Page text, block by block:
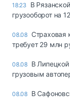
18:23
В
грузооборот на
08.08 Страховая
требует 29 млн
08.08 В
грузовым
08.08 В